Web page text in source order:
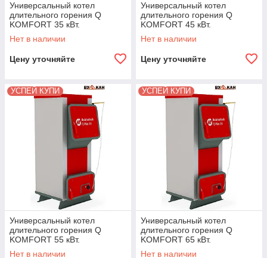
Универсальный котел
длительного горения Q
KOMFORT 35 кВт.
Нет в наличии
Цену уточняйте
Универсальный котел
длительного горения Q
KOMFORT 45 кВт.
Нет в наличии
Цену уточняйте
УСПЕЙ КУПИ
Универсальный котел
длительного горения Q
KOMFORT 55 кВт.
Нет в наличии
УСПЕЙ КУПИ
Универсальный котел
длительного горения Q
KOMFORT 65 кВт.
Нет в наличии